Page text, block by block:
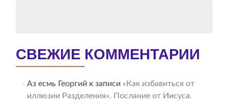
СВЕЖИЕ КОММЕНТАРИИ
Аз есмь Георгий к записи «Как избавиться от
иллюзии Разделения». Послание от Иисуса.